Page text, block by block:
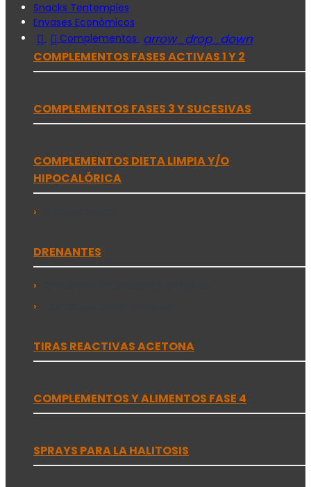
Snacks Tentempies
Envases Económicos
  Complementos arrow_drop_down
COMPLEMENTOS FASES ACTIVAS 1 Y 2
COMPLEMENTOS FASES 3 Y SUCESIVAS
COMPLEMENTOS DIETA LIMPIA Y/O
HIPOCALÓRICA
DRENANTES
TIRAS REACTIVAS ACETONA
COMPLEMENTOS Y ALIMENTOS FASE 4
SPRAYS PARA LA HALITOSIS